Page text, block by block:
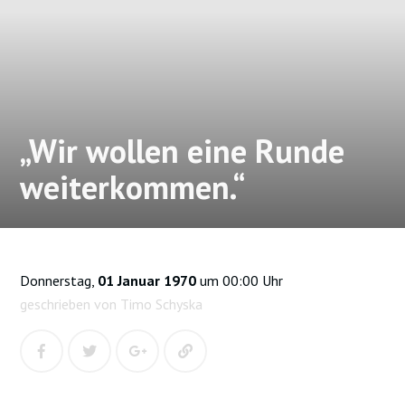
„Wir wollen eine Runde
weiterkommen.“
Donnerstag, 01 Januar 1970 um 00:00 Uhr
geschrieben von Timo Schyska